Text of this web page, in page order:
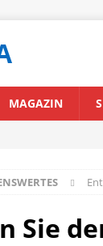
MAGAZIN
Sie